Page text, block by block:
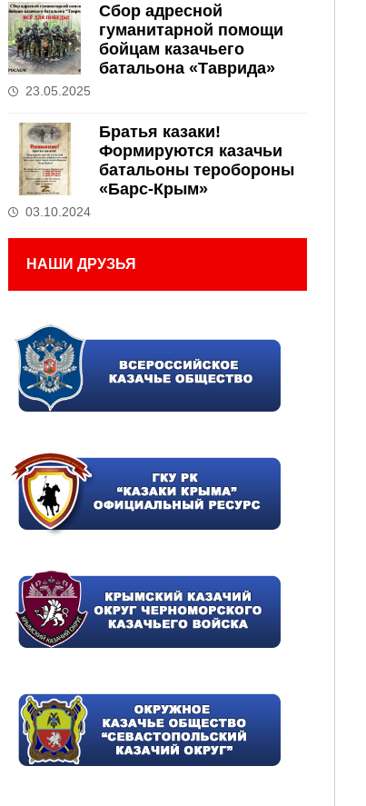
Сбор адресной
гуманитарной помощи
бойцам казачьего
батальона «Таврида»
23.05.2025
Братья казаки!
Формируются казачьи
батальоны теробороны
«Барс-Крым»
03.10.2024
НАШИ ДРУЗЬЯ